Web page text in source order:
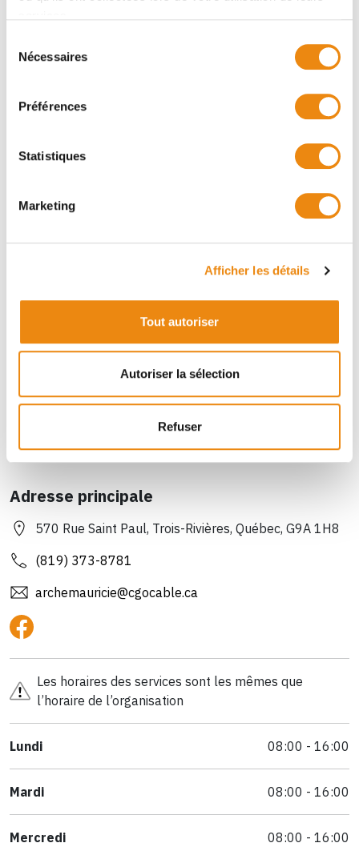
Nécessaires
Préférences
Statistiques
Marketing
Afficher les détails
Tout autoriser
Autoriser la sélection
Refuser
• Accompagner ces personnes lors des activités
valorisant et stimulant via notre atelier ou au sein
Adresse principale
570 Rue Saint Paul, Trois-Rivières, Québec, G9A 1H8
(819) 373-8781
archemauricie@cgocable.ca
Les horaires des services sont les mêmes que
l’horaire de l’organisation
Lundi 08:00 - 16:00
Mardi 08:00 - 16:00
Mercredi 08:00 - 16:00